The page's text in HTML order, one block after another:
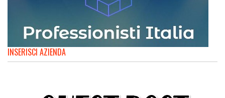
INSERISCI AZIENDA